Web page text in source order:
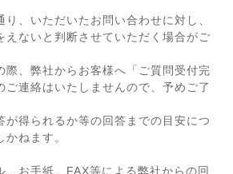
、いただいたお問い合わせに対し、
えないと判断させていただく場合がご
際、弊社からお客様へ「ご質問受付完
ご連絡はいたしませんので、予めご了
が得られるか等の回答までの目安につ
ねます。
、お手紙、FAX等による弊社からの回